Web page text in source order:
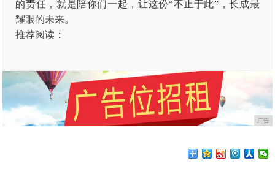
的责任，就是陪你们一起，让这份“不止于此”，长成最
耀眼的未来。
推荐阅读：
广告